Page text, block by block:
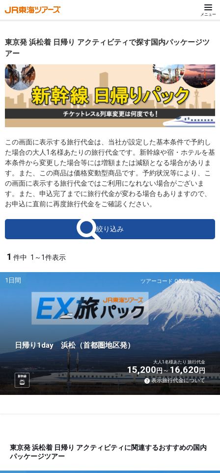
メニュー
東京発 浜松着 日帰り アクティビティで探す国内パッケージツ
アー
この画面に表示する旅行代金は、当社が設定した基本条件で予約し
た場合の大人1名様あたりの旅行代金です。新幹線や宿・ホテルを基
本条件から変更した場合等には増額または減額となる場合がありま
す。また、この商品は価格変動型商品です。予約状況等により、こ
の画面に表示する旅行代金ではご利用になれない場合がございま
す。また、申込完了までに旅行代金が変わる場合もありますので、
お申込に直前に再度旅行代金をご確認ください。
絞り込み
1 件中 1～1件表示
ツアーコード Q026EZ
1日間
日帰り1day 浜松（首都圏地区発）
新幹線
大人1名様あたり 旅行代金
15,200円 16,620円
表示旅行代金について
東京発 浜松着 日帰り アクティビティに関連するおすすめの国内
パッケージツアー